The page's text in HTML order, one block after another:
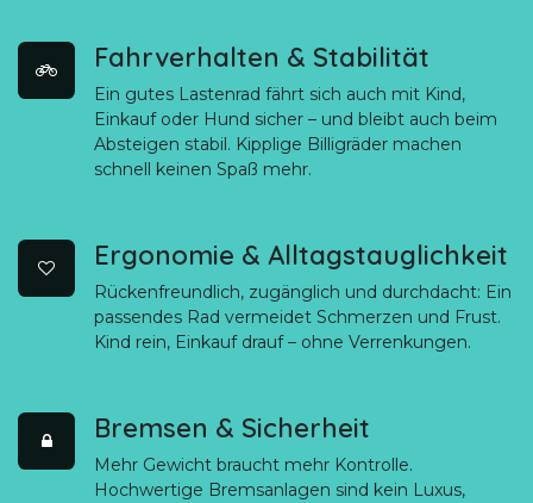
Fahrverhalten & Stabilität
Ein gutes Lastenrad fährt sich auch mit Kind,
Einkauf oder Hund sicher – und bleibt auch beim
Absteigen stabil. Kipplige Billigräder machen
schnell keinen Spaß mehr.
Ergonomie & Alltagstauglichkeit​
Rückenfreundlich, zugänglich und durchdacht: Ein
passendes Rad vermeidet Schmerzen und Frust.
Kind rein, Einkauf drauf – ohne Verrenkungen.
Bremsen & Sicherheit
Mehr Gewicht braucht mehr Kontrolle.
Hochwertige Bremsanlagen sind kein Luxus,